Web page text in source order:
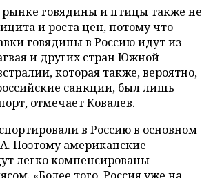
говядины и птицы также не
и роста цен, потому что
говядины в Россию идут из
и других стран Южной
которая также, вероятно,
санкции, был лишь
отмечает Ковалев.
в Россию в основном
Поэтому американские
легко компенсированы